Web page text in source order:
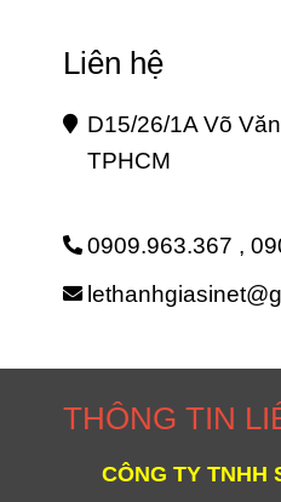
Liên hệ
D15/26/1A Võ
TPHCM
0909.963.367 ,
THÔNG TIN
CÔNG TY TNHH